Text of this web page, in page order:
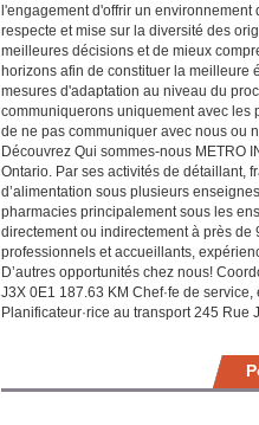
l'engagement d'offrir un
respecte et mise sur la diversité des
meilleures décisions et de mieux
horizons afin de constituer la meilleure
mesures d'adaptation au niveau du
communiquerons uniquement avec les
de ne pas communiquer avec nous ou
Découvrez Qui sommes-nous METRO
Ontario. Par ses activités de détaillant,
d’alimentation sous plusieurs
pharmacies principalement sous les
directement ou indirectement à près
professionnels et accueillants,
D’autres opportunités chez nous!
J3X 0E1 187.63 KM Chef·fe de
Planificateur·rice au transport 245 Rue